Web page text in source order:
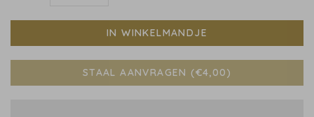
IN WINKELMANDJE
STAAL AANVRAGEN (€4,00)